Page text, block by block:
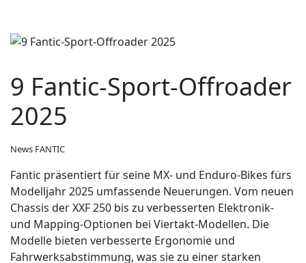
9 Fantic-Sport-Offroader
2025
News FANTIC
Fantic präsentiert für seine MX- und Enduro-Bikes fürs
Modelljahr 2025 umfassende Neuerungen. Vom neuen
Chassis der XXF 250 bis zu verbesserten Elektronik-
und Mapping-Optionen bei Viertakt-Modellen. Die
Modelle bieten verbesserte Ergonomie und
Fahrwerksabstimmung, was sie zu einer starken